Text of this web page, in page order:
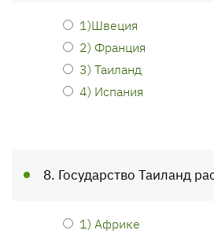
1)Швеция
2) Франция
3) Таиланд
4) Испания
8. Государство Таиланд
1) Африке